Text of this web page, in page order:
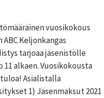
vuosikokous
Keljonkangas
tarjoaa jäsenistölle
alkaen. Vuosikokousta
Asialistalla
1) Jäsenmaksut 2021